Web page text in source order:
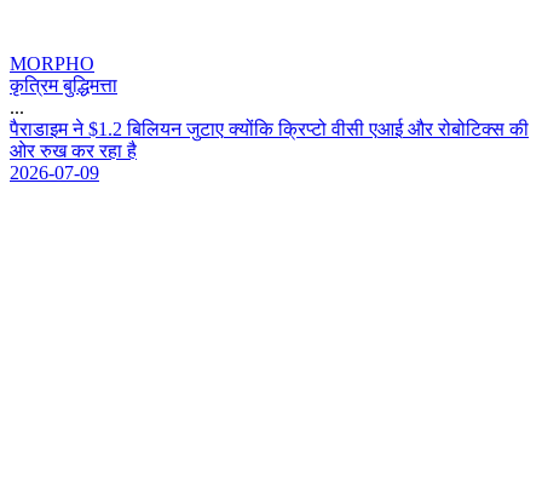
MORPHO
कृत्रिम बुद्धिमत्ता
...
परडइम न $1 .2 बलयन जटए कयक कपट वस एआई और रबटकस क
ओर रख कर रह ह
2026-07-09